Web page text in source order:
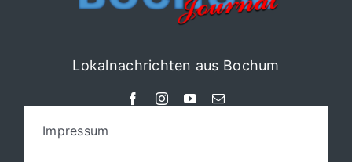
Lokalnachrichten aus Bochum
Impressum